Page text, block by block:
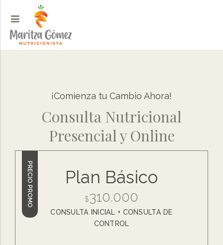
¡Comienza tu Cambio Ahora!
Consulta Nutricional
Presencial y Online
PRECIO PROMO Plan Básico
$310.000
CONSULTA INICIAL + CONSULTA DE
CONTROL